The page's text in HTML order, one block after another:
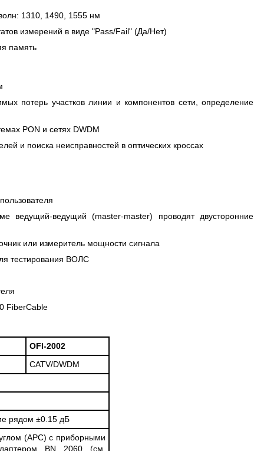
1310, 1490, 1555 нм
измерений в виде "Pass/Fail" (Да/Нет)
память
потерь участков линии и компонентов сети, определение
PON и сетях DWDM
и поиска неисправностей в оптических кроссах
ведущий (master-master) проводят двусторонние
или измеритель мощности сигнала
тестирования ВОЛС
FiberCable
OFI-2002
CATV/DWDM
рядом ±0.15 дБ
(APC) с приборными
BN 2060 (см.